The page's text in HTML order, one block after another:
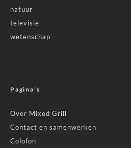
natuur
televisie
wetenschap
Pagina’s
Over Mixed Grill
Contact en samenwerken
Colofon